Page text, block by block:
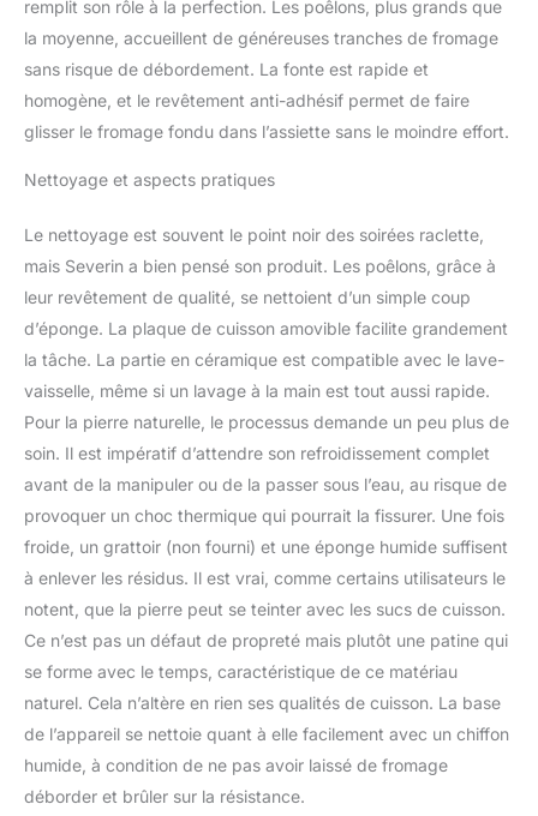
remplit son rôle à la perfection. Les poêlons, plus grands que
la moyenne, accueillent de généreuses tranches de fromage
sans risque de débordement. La fonte est rapide et
homogène, et le revêtement anti-adhésif permet de faire
glisser le fromage fondu dans l’assiette sans le moindre effort.
Nettoyage et aspects pratiques
Le nettoyage est souvent le point noir des soirées raclette,
mais Severin a bien pensé son produit. Les poêlons, grâce à
leur revêtement de qualité, se nettoient d’un simple coup
d’éponge. La plaque de cuisson amovible facilite grandement
la tâche. La partie en céramique est compatible avec le lave-
vaisselle, même si un lavage à la main est tout aussi rapide.
Pour la pierre naturelle, le processus demande un peu plus de
soin. Il est impératif d’attendre son refroidissement complet
avant de la manipuler ou de la passer sous l’eau, au risque de
provoquer un choc thermique qui pourrait la fissurer. Une fois
froide, un grattoir (non fourni) et une éponge humide suffisent
à enlever les résidus. Il est vrai, comme certains utilisateurs le
notent, que la pierre peut se teinter avec les sucs de cuisson.
Ce n’est pas un défaut de propreté mais plutôt une patine qui
se forme avec le temps, caractéristique de ce matériau
naturel. Cela n’altère en rien ses qualités de cuisson. La base
de l’appareil se nettoie quant à elle facilement avec un chiffon
humide, à condition de ne pas avoir laissé de fromage
déborder et brûler sur la résistance.